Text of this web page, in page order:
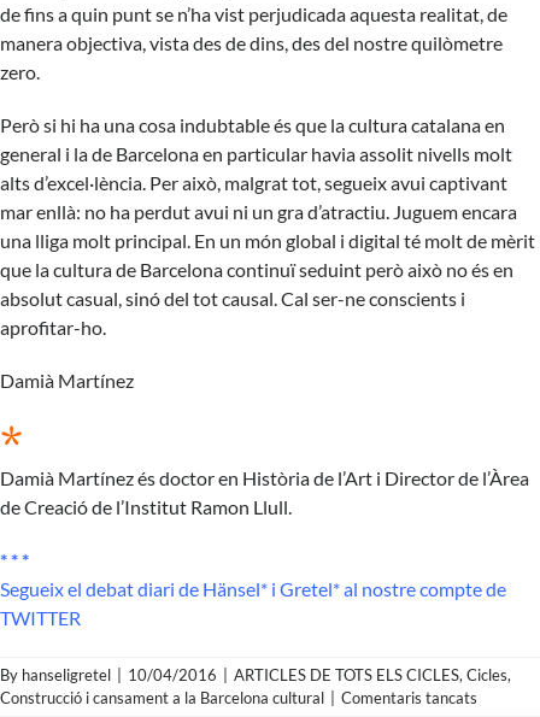
de fins a quin punt se n’ha vist perjudicada aquesta realitat, de
manera objectiva, vista des de dins, des del nostre quilòmetre
zero.
Però si hi ha una cosa indubtable és que la cultura catalana en
general i la de Barcelona en particular havia assolit nivells molt
alts d’excel·lència. Per això, malgrat tot, segueix avui captivant
mar enllà: no ha perdut avui ni un gra d’atractiu. Juguem encara
una lliga molt principal. En un món global i digital té molt de mèrit
que la cultura de Barcelona continuï seduint però això no és en
absolut casual, sinó del tot causal. Cal ser-ne conscients i
aprofitar-ho.
Damià Martínez
*
Damià Martínez és doctor en Història de l’Art i Director de l’Àrea
de Creació de l’Institut Ramon Llull.
* * *
Segueix el debat diari de Hänsel* i Gretel* al nostre compte de
TWITTER
By hanseligretel 10/04/2016 ARTICLES DE TOTS ELS CICLES, Cicles,
Construcció i cansament a la Barcelona cultural
Comentaris tancats